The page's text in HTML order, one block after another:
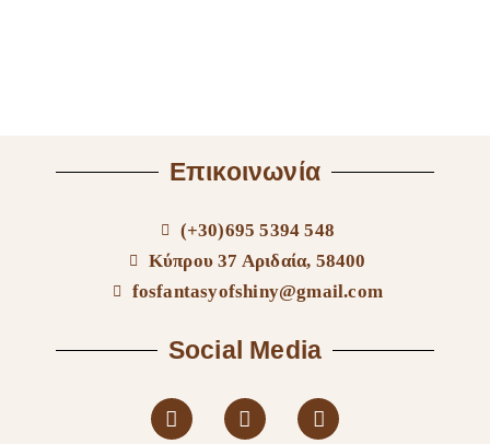
Επικοινωνία
(+30)695 5394 548
Κύπρου 37 Αριδαία, 58400
fosfantasyofshiny@gmail.com
Social Media